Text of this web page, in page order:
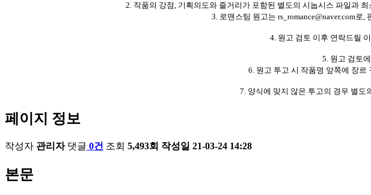
2. 작품의 강점, 기획의도와 줄거리가 포함된 별도의 시놉시스 파일과
3. 로맨스팀 원고는 rs_romance@naver.com로
4. 원고 검토 이후 연락드릴
5. 원고 검토
6. 원고 투고 시 작품명 앞쪽에 장
7. 양식에 맞지 않은 투고의 경우 별
페이지 정보
작성자 관리자 댓글 0건 조회 5,493회 작성일 21-03-24 14:28
본문